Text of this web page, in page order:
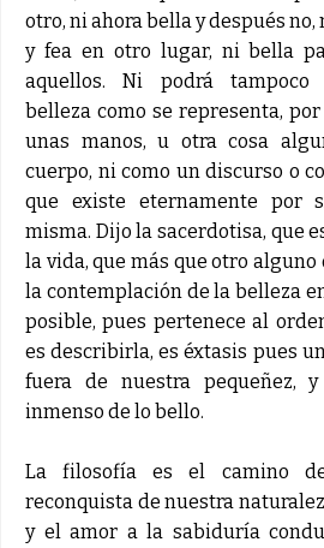
otro, ni ahora bella y después
y fea en otro lugar, ni bella
aquellos. Ni podrá tampoco
belleza como se representa,
unas manos, u otra cosa
cuerpo, ni como un discurso o
que existe eternamente por
misma. Dijo la sacerdotisa, que
la vida, que más que otro
la contemplación de la belleza
posible, pues pertenece al
es describirla, es éxtasis pues
fuera de nuestra pequeñez,
inmenso de lo bello.
La filosofía es el camino
reconquista de nuestra
y el amor a la sabiduría